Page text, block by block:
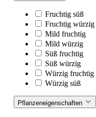
Fruchtig süß
Fruchtig würzig
Mild fruchtig
Mild würzig
Süß fruchtig
Süß würzig
Würzig fruchtig
Würzig süß
Pflanzeneigenschaften